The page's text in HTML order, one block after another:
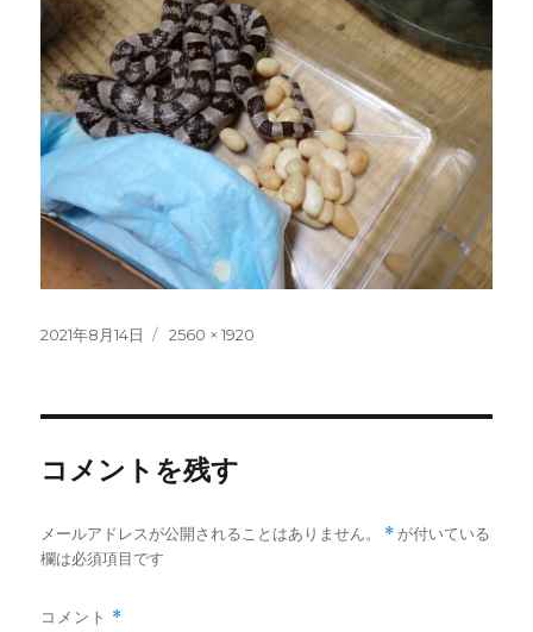
投
2021年8月14日
フ
2560 × 1920
コメントを残す
メールアドレスが公開されることはありません。 * が付いている
欄は必須項目です
コメント *